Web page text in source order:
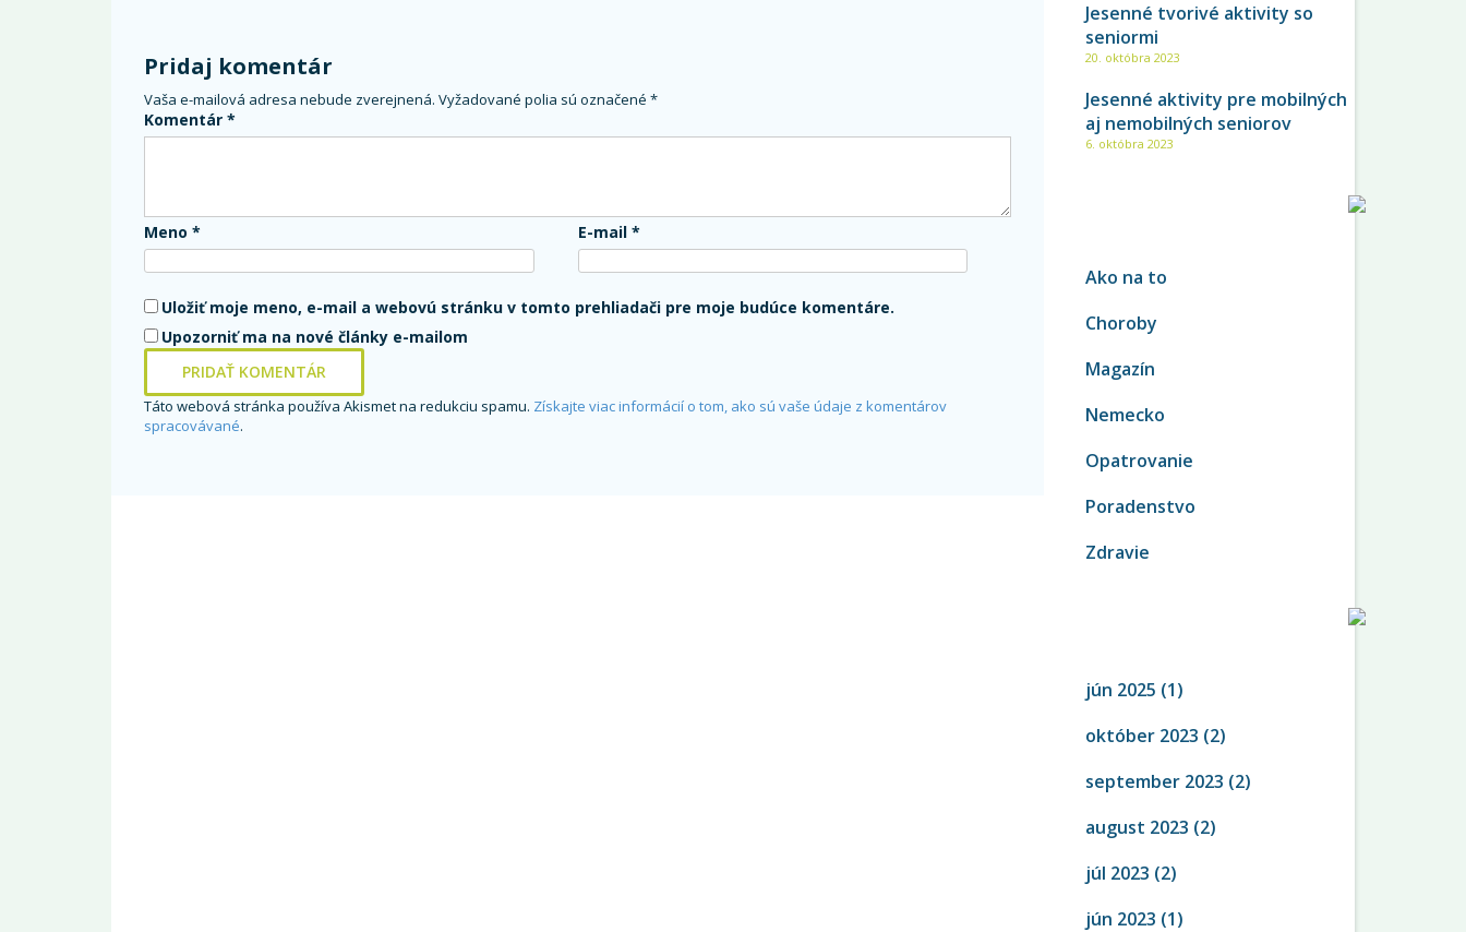
Pridaj komentár
Vaša e-mailová adresa nebude zverejnená. Vyžadované polia sú označené *
Komentár *
Meno * E-mail *
Uložiť moje meno, e-mail a webovú stránku v tomto prehliadači pre moje budúce komentáre.
Upozorniť ma na nové články e-mailom
Táto webová stránka používa Akismet na redukciu spamu. Získajte viac informácií o tom, ako sú vaše údaje z komentárov
spracovávané.
Jesenné tvorivé aktivity so
seniormi
20. októbra 2023
Jesenné aktivity pre mobilných
aj nemobilných seniorov
6. októbra 2023
Ako na to
Choroby
Magazín
Nemecko
Opatrovanie
Poradenstvo
Zdravie
jún 2025 (1)
október 2023 (2)
september 2023 (2)
august 2023 (2)
júl 2023 (2)
jún 2023 (1)